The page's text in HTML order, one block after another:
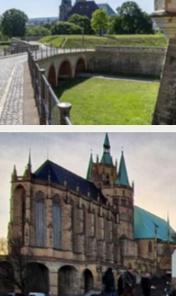
No Caption
Domplatz und Dom in Erfurt.